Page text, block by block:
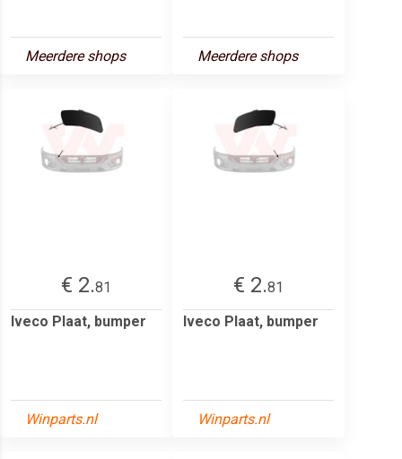
Meerdere shops Meerdere shops
€ 2.81
Iveco Plaat, bumper
Winparts.nl
€ 2.81
Iveco Plaat, bumper
Winparts.nl